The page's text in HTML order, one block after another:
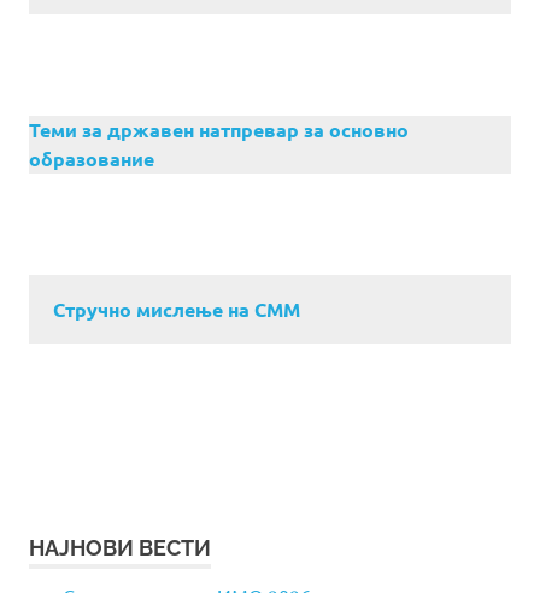
Теми за државен натпревар за основно
образование
Стручно мислење на СММ
НАЈНОВИ ВЕСТИ